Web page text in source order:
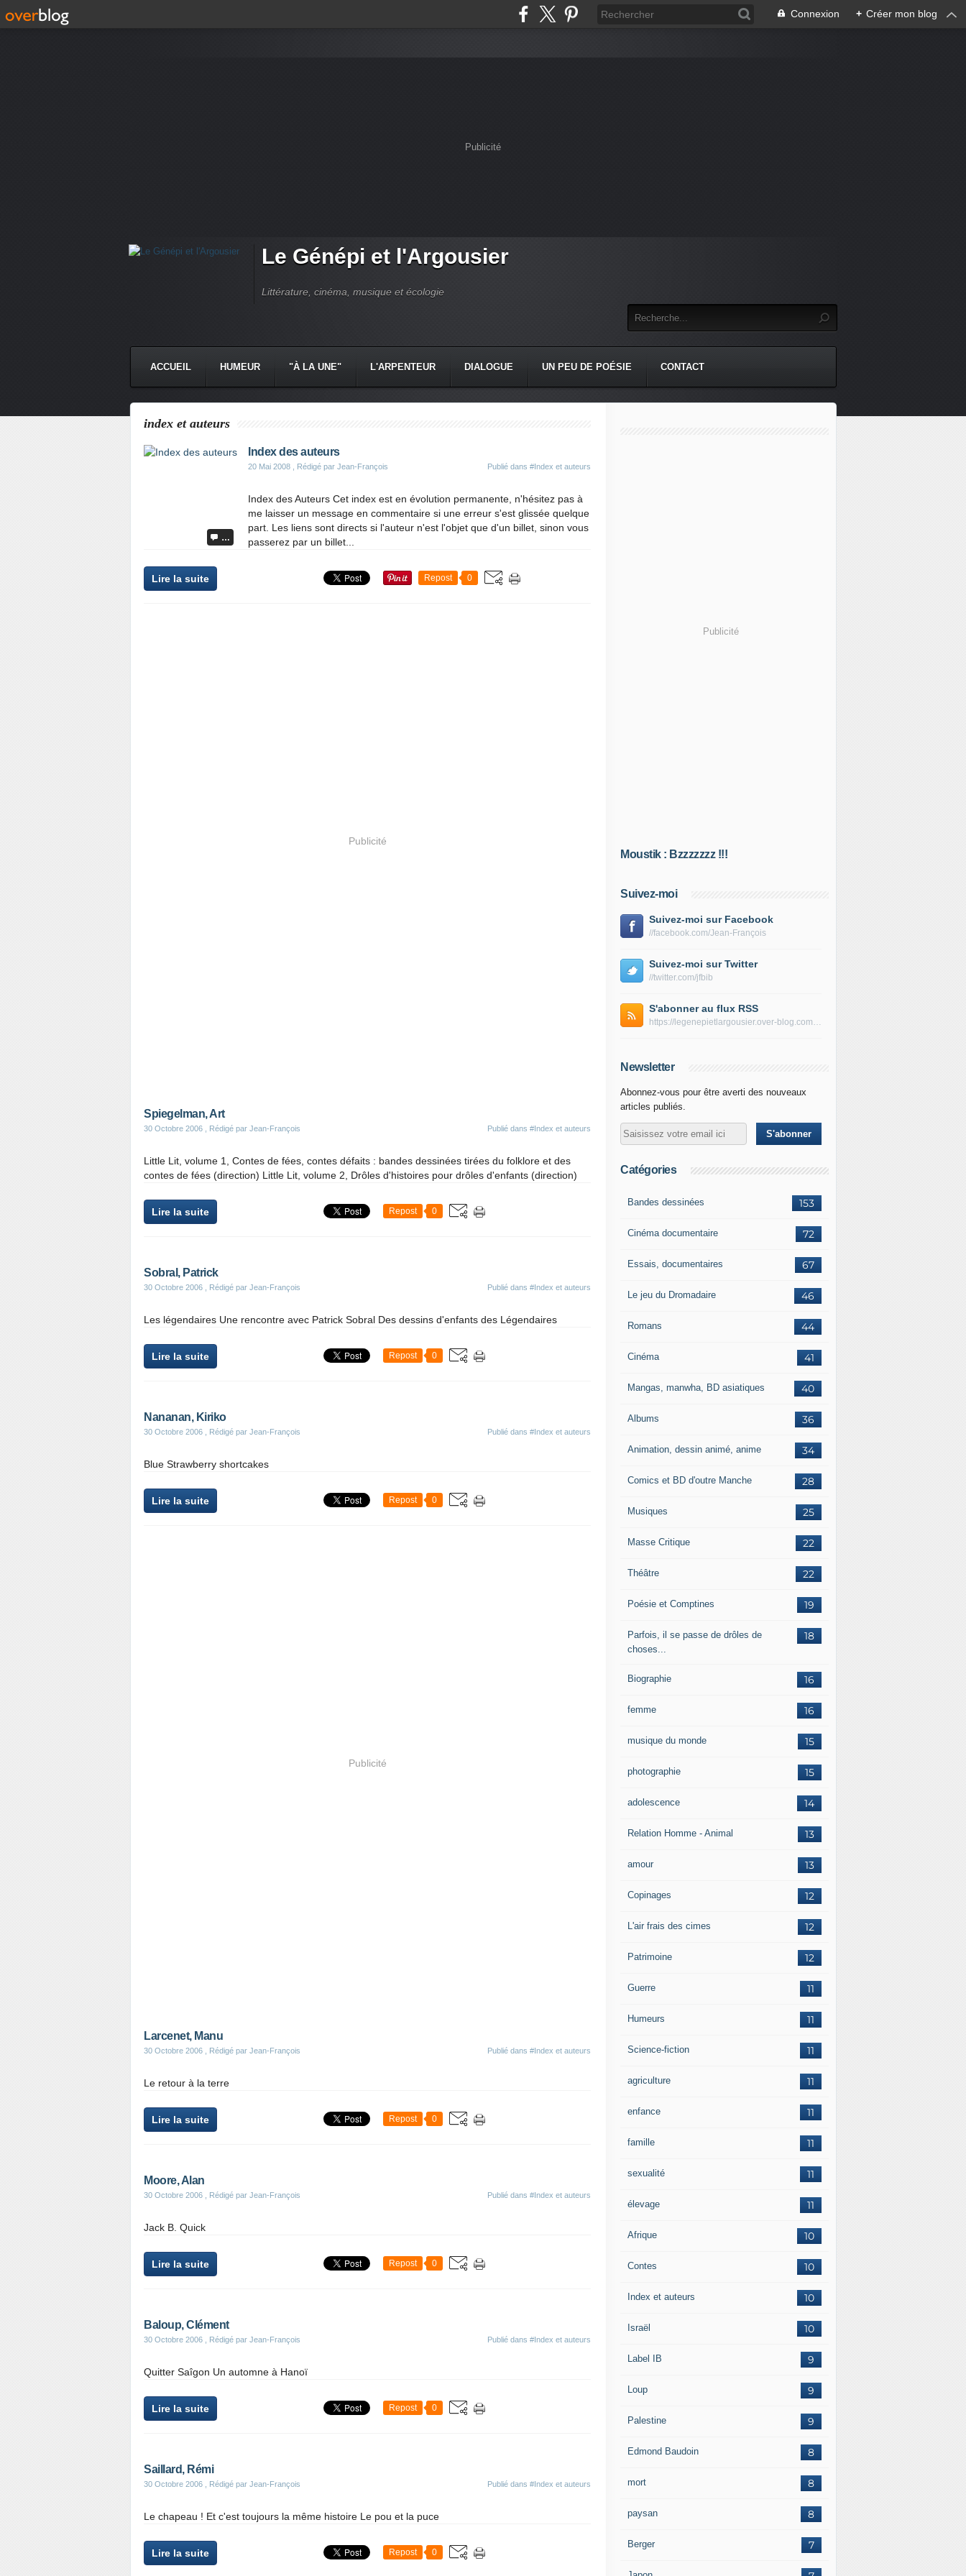
Connexion + Créer mon blog
Publicité
Le Génépi et l'Argousier
Littérature, cinéma, musique et écologie
ACCUEIL HUMEUR "À LA UNE" L'ARPENTEUR DIALOGUE UN PEU DE POÉSIE CONTACT
index et auteurs
…
Index des auteurs
20 Mai 2008 , Rédigé par Jean-François Publié dans #Index et auteurs
Index des Auteurs Cet index est en évolution permanente, n'hésitez pas à
me laisser un message en commentaire si une erreur s'est glissée quelque
part. Les liens sont directs si l'auteur n'est l'objet que d'un billet, sinon vous
passerez par un billet...
Lire la suite Repost 0
Publicité
Spiegelman, Art
30 Octobre 2006 , Rédigé par Jean-François Publié dans #Index et auteurs
Little Lit, volume 1, Contes de fées, contes défaits : bandes dessinées tirées du folklore et des
contes de fées (direction) Little Lit, volume 2, Drôles d'histoires pour drôles d'enfants (direction)
Lire la suite Repost 0
Sobral, Patrick
30 Octobre 2006 , Rédigé par Jean-François Publié dans #Index et auteurs
Les légendaires Une rencontre avec Patrick Sobral Des dessins d'enfants des Légendaires
Lire la suite Repost 0
Nananan, Kiriko
30 Octobre 2006 , Rédigé par Jean-François Publié dans #Index et auteurs
Blue Strawberry shortcakes
Lire la suite Repost 0
Publicité
Larcenet, Manu
30 Octobre 2006 , Rédigé par Jean-François Publié dans #Index et auteurs
Le retour à la terre
Lire la suite Repost 0
Moore, Alan
30 Octobre 2006 , Rédigé par Jean-François Publié dans #Index et auteurs
Jack B. Quick
Lire la suite Repost 0
Baloup, Clément
30 Octobre 2006 , Rédigé par Jean-François Publié dans #Index et auteurs
Quitter Saîgon Un automne à Hanoï
Lire la suite Repost 0
Saillard, Rémi
30 Octobre 2006 , Rédigé par Jean-François Publié dans #Index et auteurs
Le chapeau ! Et c'est toujours la même histoire Le pou et la puce
Lire la suite Repost 0
Publicité
Moustik : Bzzzzzzz !!!
Suivez-moi
Suivez-moi sur Facebook
//facebook.com/Jean-François
Suivez-moi sur Twitter
//twitter.com/jfbib
S'abonner au flux RSS
https://legenepietlargousier.over-blog.com/rss
Newsletter
Abonnez-vous pour être averti des nouveaux
articles publiés.
Catégories
153
Bandes dessinées
72
Cinéma documentaire
67
Essais, documentaires
46
Le jeu du Dromadaire
44
Romans
41
Cinéma
40
Mangas, manwha, BD asiatiques
36
Albums
34
Animation, dessin animé, anime
28
Comics et BD d'outre Manche
25
Musiques
22
Masse Critique
22
Théâtre
19
Poésie et Comptines
18
Parfois, il se passe de drôles de
choses...
16
Biographie
16
femme
15
musique du monde
15
photographie
14
adolescence
13
Relation Homme - Animal
13
amour
12
Copinages
12
L'air frais des cimes
12
Patrimoine
11
Guerre
11
Humeurs
11
Science-fiction
11
agriculture
11
enfance
11
famille
11
sexualité
11
élevage
10
Afrique
10
Contes
10
Index et auteurs
10
Israël
9
Label IB
9
Loup
9
Palestine
8
Edmond Baudoin
8
mort
8
paysan
7
Berger